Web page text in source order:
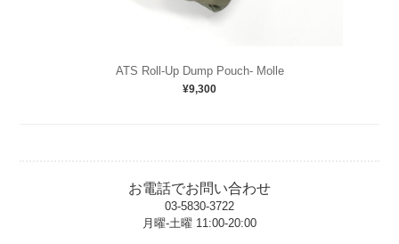
ATS Roll-Up Dump Pouch- Molle
¥9,300
お電話でお問い合わせ
03-5830-3722
月曜-土曜 11:00-20:00